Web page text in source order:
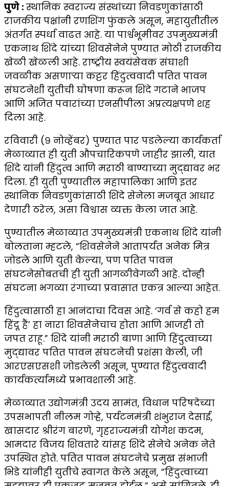
पुणे :स्थानिक स्वराज्य संस्थांच्या निवडणुकांसाठी
राजकीय पक्षांनी रणशिंग फुंकले असून, महायुतीतील
अंतर्गत स्पर्धा वाढत आहे. या पार्श्वभूमीवर उपमुख्यमंत्री
एकनाथ शिंदे यांच्या शिवसेनेने पुण्यात मोठी राजकीय
खेळी खेळली आहे. राष्ट्रीय स्वयंसेवक संघाशी
जवळीक असणाऱ्या कट्टर हिंदुत्ववादी पतित पावन
संघटनेशी युतीची घोषणा करून शिंदे गटाने भाजप
आणि अजित पवारांच्या एनसीपीला अप्रत्यक्षपणे शह
दिला आहे.
रविवारी (९ नोव्हेंबर) पुण्यात पार पडलेल्या कार्यकर्ता
मेळाव्यात ही युती औपचारिकपणे जाहीर झाली, यात
शिंदे यांनी हिंदुत्व आणि मराठी बाण्याच्या मुद्द्यावर भर
दिला. ही युती पुण्यातील महापालिका आणि इतर
स्थानिक निवडणुकांसाठी शिंदे सेनेला मजबूत आधार
देणारी ठरेल, असा विश्वास व्यक्त केला जात आहे.
पुण्यातील मेळाव्यात उपमुख्यमंत्री एकनाथ शिंदे यांनी
बोलताना म्हटले, “शिवसेनेने आतापर्यंत अनेक मित्र
जोडले आणि युती केल्या, पण पतित पावन
संघटनेसोबतची ही युती आगळीवेगळी आहे. दोन्ही
संघटना भगव्या रंगाच्या प्रवासात एकत्र आल्या आहेत.
हिंदुत्वासाठी हा आनंदाचा दिवस आहे. ‘गर्व से कहो हम
हिंदू हैं’ हा नारा शिवसेनेचाच होता आणि आजही तो
जपत राहू.” शिंदे यांनी मराठी बाणा आणि हिंदुत्वाच्या
मुद्द्यावर पतित पावन संघटनेची प्रशंसा केली, जी
आरएसएसशी जोडलेली असून, पुण्यात हिंदुत्ववादी
कार्यकर्त्यांमध्ये प्रभावशाली आहे.
मेळाव्यात उद्योगमंत्री उदय सामंत, विधान परिषदेच्या
उपसभापती नीलम गोऱ्हे, पर्यटनमंत्री शंभुराज देसाई,
खासदार श्रीरंग बारणे, गृहराज्यमंत्री योगेश कदम,
आमदार विजय शिवतारे यांसह शिंदे सेनेचे अनेक नेते
उपस्थित होते. पतित पावन संघटनेचे प्रमुख संभाजी
भिडे यांनीही युतीचे स्वागत केले असून, “हिंदुत्वाच्या